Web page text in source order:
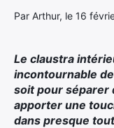
Par Arthur, le 16
Le claustra
incontournable
soit pour séparer
apporter une
dans presque